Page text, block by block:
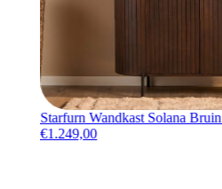
Starfurn Wandkast Solana
€1.249,00